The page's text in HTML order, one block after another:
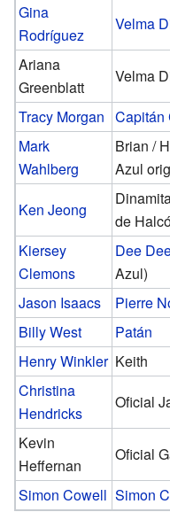
Gina
Rodríguez
Velma
Ariana
Greenblatt
Velma
Tracy Morgan Capitán
Mark
Wahlberg
Brian /
Azul
Ken Jeong
de
Kiersey
Clemons
Dee
Azul)
Jason Isaacs
Pierre
Billy West
Patán
Henry Winkler Keith
Christina
Hendricks
Oficial
Kevin
Heffernan
Oficial
Simon Cowell Simon